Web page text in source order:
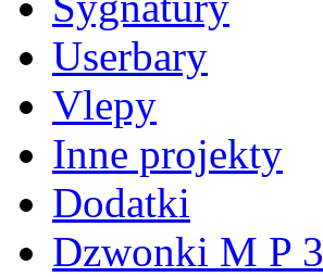
Userbary
Vlepy
Inne projekty
Dodatki
Dzwonki M P 3